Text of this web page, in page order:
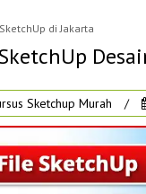
di Jakarta
Sketchup Murah /